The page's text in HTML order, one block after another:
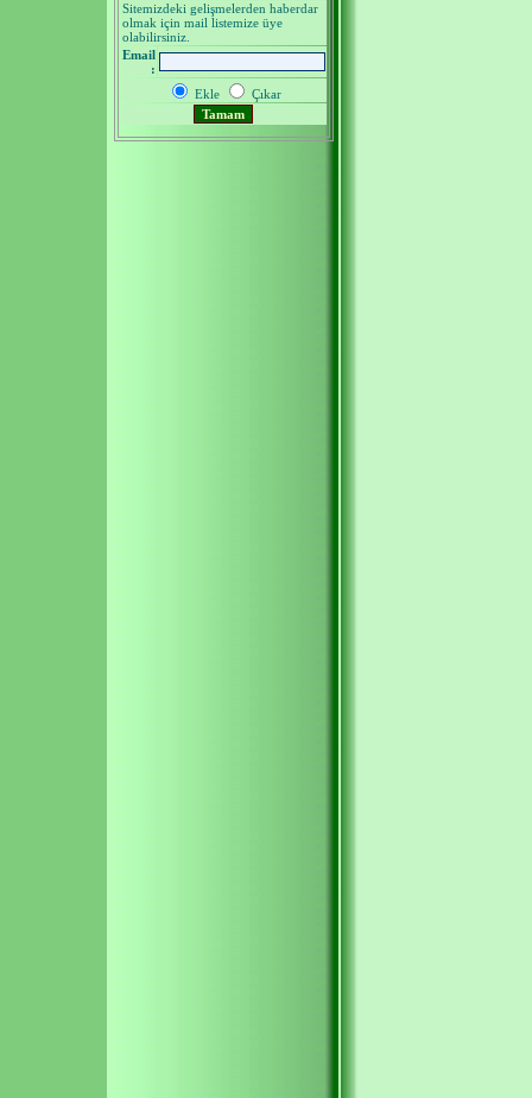
Sitemizdeki gelişmelerden haberdar
olmak için mail listemize üye
olabilirsiniz.
Email
:
Ekle
Çıkar